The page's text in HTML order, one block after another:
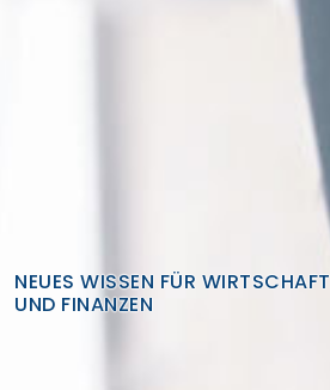
NEUES WISSEN FÜR WIRTSCHAFT
UND FINANZEN